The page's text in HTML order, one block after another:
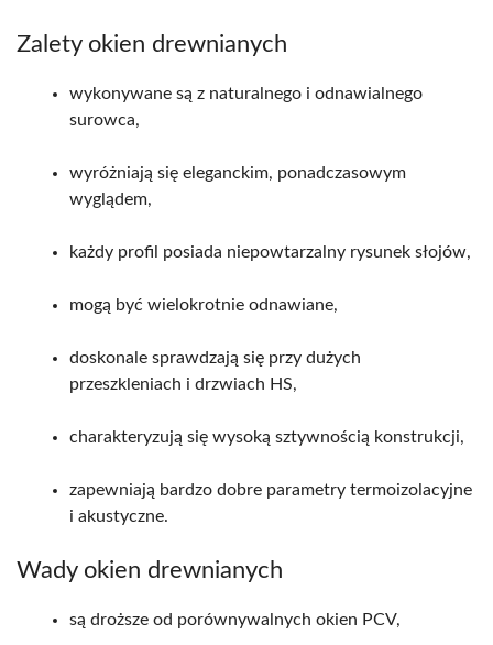
Zalety okien drewnianych
wykonywane są z naturalnego i odnawialnego
surowca,
wyróżniają się eleganckim, ponadczasowym
wyglądem,
każdy profil posiada niepowtarzalny rysunek słojów,
mogą być wielokrotnie odnawiane,
doskonale sprawdzają się przy dużych
przeszkleniach i drzwiach HS,
charakteryzują się wysoką sztywnością konstrukcji,
zapewniają bardzo dobre parametry termoizolacyjne
i akustyczne.
Wady okien drewnianych
są droższe od porównywalnych okien PCV,